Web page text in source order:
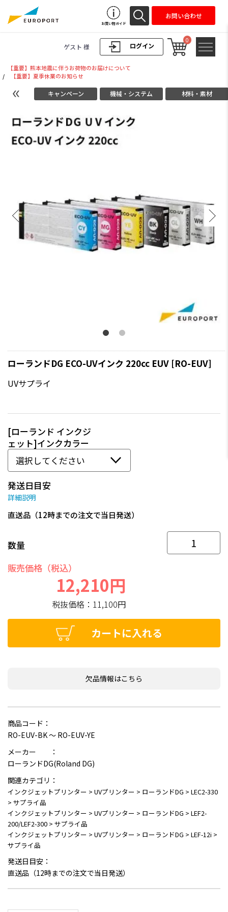
ログイン
ゲスト 様
0
お買い物ガイド
お問い合わせ
【重要】熊本地震に伴うお荷物のお届けについて
/
【重要】夏季休業のお知らせ
キャンペーン 機械・システム 材料・素材
ローランドDG ECO-UVインク 220cc EUV [RO-EUV]
UVサプライ
[ローランド インクジ
ェット]インクカラー
発送日目安
詳細説明
直送品（12時までの注文で当日発送）
数量
販売価格（税込）
12,210円
税抜価格： 11,100円
カートに入れる
欠品情報はこちら
商品コード：
RO-EUV-BK ～ RO-EUV-YE
メーカー ：
ローランドDG(Roland DG)
関連カテゴリ：
インクジェットプリンター > UVプリンター > ローランドDG > LEC2-330
> サプライ品
インクジェットプリンター > UVプリンター > ローランドDG > LEF2-
200/LEF2-300 > サプライ品
インクジェットプリンター > UVプリンター > ローランドDG > LEF-12i >
サプライ品
発送日目安：
直送品（12時までの注文で当日発送）